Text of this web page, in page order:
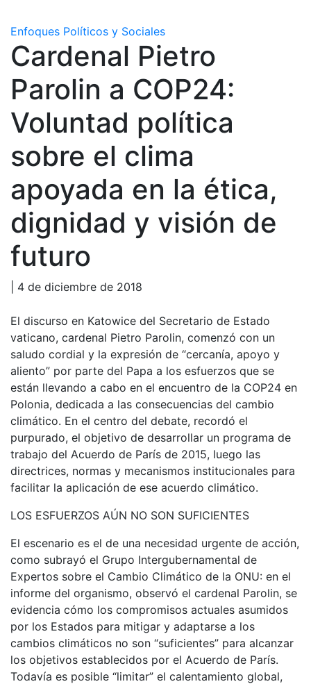
Enfoques Políticos y Sociales
Cardenal Pietro
Parolin a COP24:
Voluntad política
sobre el clima
apoyada en la ética,
dignidad y visión de
futuro
| 4 de diciembre de 2018
El discurso en Katowice del Secretario de Estado
vaticano, cardenal Pietro Parolin, comenzó con un
saludo cordial y la expresión de “cercanía, apoyo y
aliento” por parte del Papa a los esfuerzos que se
están llevando a cabo en el encuentro de la COP24 en
Polonia, dedicada a las consecuencias del cambio
climático. En el centro del debate, recordó el
purpurado, el objetivo de desarrollar un programa de
trabajo del Acuerdo de París de 2015, luego las
directrices, normas y mecanismos institucionales para
facilitar la aplicación de ese acuerdo climático.
LOS ESFUERZOS AÚN NO SON SUFICIENTES
El escenario es el de una necesidad urgente de acción,
como subrayó el Grupo Intergubernamental de
Expertos sobre el Cambio Climático de la ONU: en el
informe del organismo, observó el cardenal Parolin, se
evidencia cómo los compromisos actuales asumidos
por los Estados para mitigar y adaptarse a los
cambios climáticos no son “suficientes” para alcanzar
los objetivos establecidos por el Acuerdo de París.
Todavía es posible “limitar” el calentamiento global,